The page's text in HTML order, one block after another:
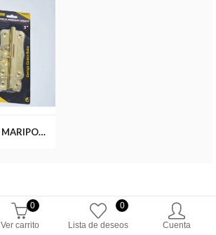
0
Ver carrito
0
Lista de deseos
Cuenta
PASADOR PUERTA MARIPOSA DORADO 5 UYUSTOOLS PIM205